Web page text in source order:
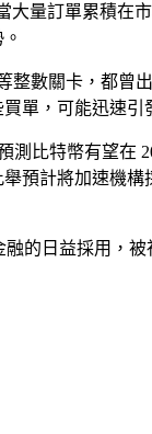
量訂單累積在
整數關卡，都曾
單，可能迅速引
測比特幣有望在
預計將加速機
的日益採用，